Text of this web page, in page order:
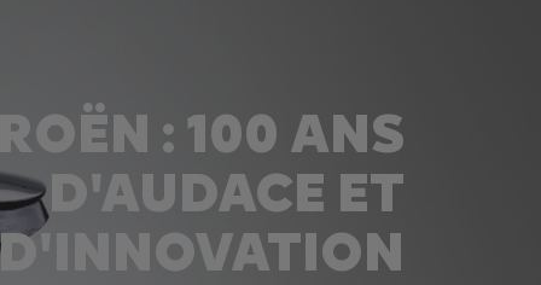
: 100 ANS
D'AUDACE ET